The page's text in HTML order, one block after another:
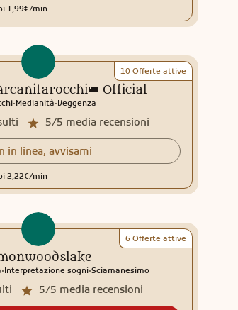
1,99€/min
10 Offerte attive
Official
.Medianità.Veggenza
5/5 media recensioni
in linea, avvisami
2,22€/min
6 Offerte attive
.Interpretazione sogni.Sciamanesimo
5/5 media recensioni